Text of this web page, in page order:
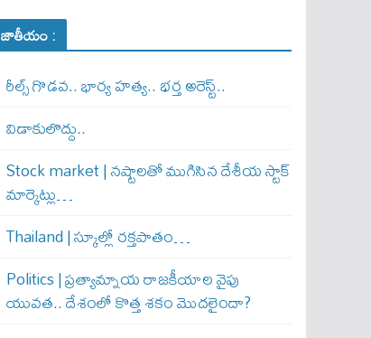
జాతీయం :
రీల్స్ గొడవ.. భార్య హత్య.. భర్త అరెస్ట్..
విడాకులొద్దు..
Stock market | నష్టాలతో ముగిసిన దేశీయ స్టాక్
మార్కెట్లు…
Thailand | స్కూల్లో రక్తపాతం…
Politics | ప్రత్యామ్నాయ రాజకీయాల వైపు
యువత.. దేశంలో కొత్త శకం మొదలైందా?